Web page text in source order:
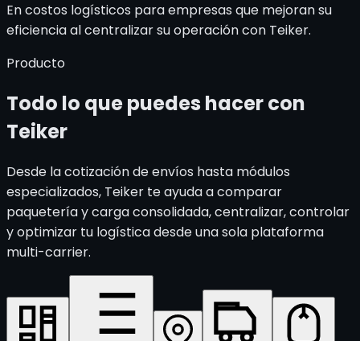
En costos logísticos para empresas que mejoran su
eficiencia al centralizar su operación con Teiker.
Producto
Todo lo que puedes hacercon
Teiker
Desde la cotización de envíos hasta módulos
especializados, Teiker te ayuda a comparar
paquetería y carga consolidada, centralizar, controlar
y optimizar tu logística desde una sola plataforma
multi-carrier.